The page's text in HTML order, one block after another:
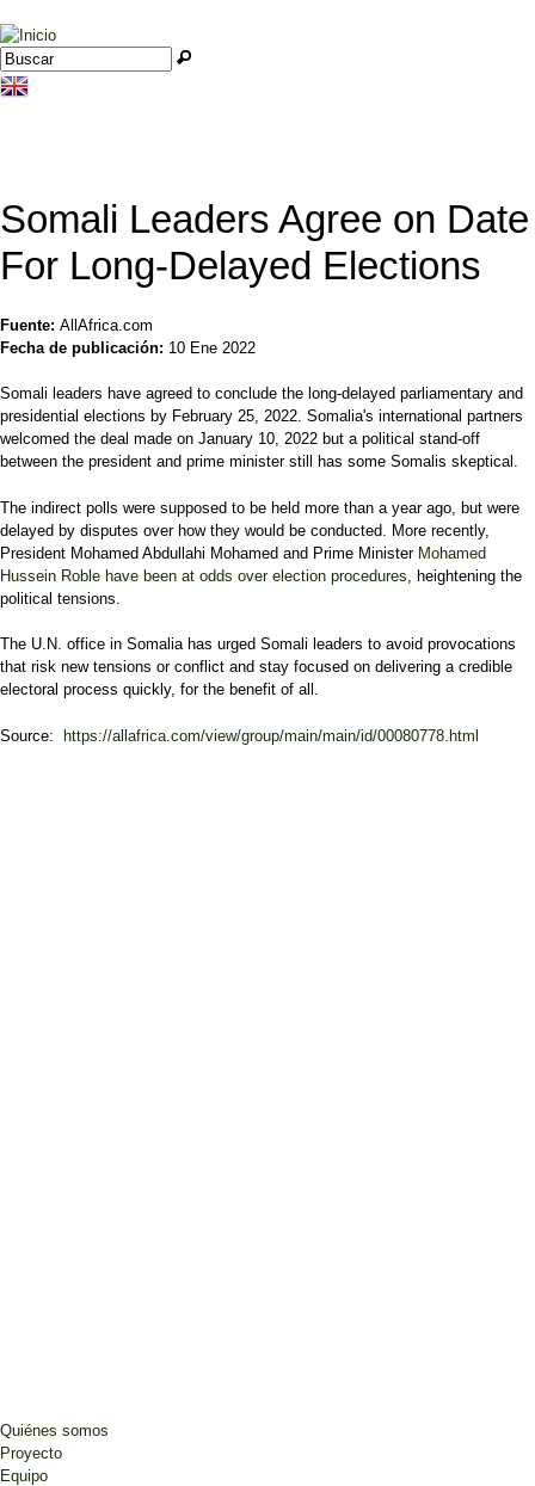
Jump to navigation
Formulario de búsqueda
Buscar
Somali Leaders Agree on Date
For Long-Delayed Elections
Fuente: AllAfrica.com
Fecha de publicación: 10 Ene 2022
Somali leaders have agreed to conclude the long-delayed parliamentary and
presidential elections by February 25, 2022. Somalia's international partners
welcomed the deal made on January 10, 2022 but a political stand-off
between the president and prime minister still has some Somalis skeptical.
The indirect polls were supposed to be held more than a year ago, but were
delayed by disputes over how they would be conducted. More recently,
President Mohamed Abdullahi Mohamed and Prime Minister Mohamed
Hussein Roble have been at odds over election procedures , heightening the
political tensions.
The U.N. office in Somalia has urged Somali leaders to avoid provocations
that risk new tensions or conflict and stay focused on delivering a credible
electoral process quickly, for the benefit of all.
Source: https://allafrica.com/view/group/main/main/id/00080778.html
Quiénes somos
Proyecto
Equipo